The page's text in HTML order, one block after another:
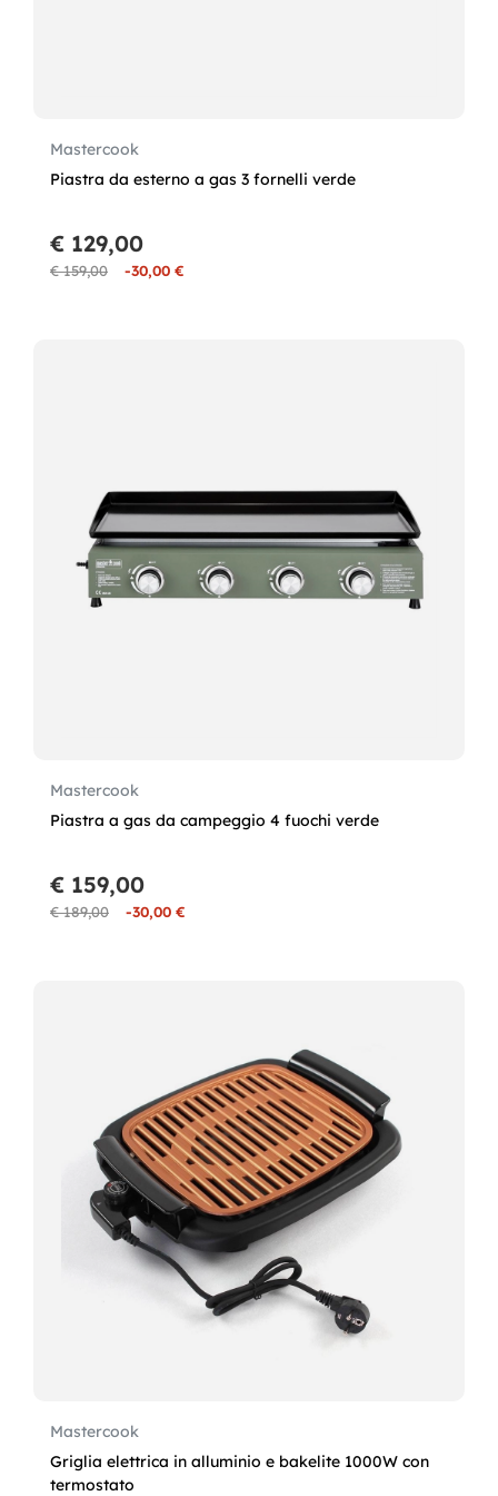
Mastercook
Piastra da esterno a gas 3 fornelli verde
€ 159,00 -30,00 €
€ 129,00
Mastercook
Piastra a gas da campeggio 4 fuochi verde
€ 189,00 -30,00 €
€ 159,00
Mastercook
Griglia elettrica in alluminio e bakelite 1000W con
termostato